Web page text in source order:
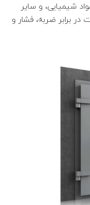
شیمیایی، و سایر
برابر ضربه، فشار و